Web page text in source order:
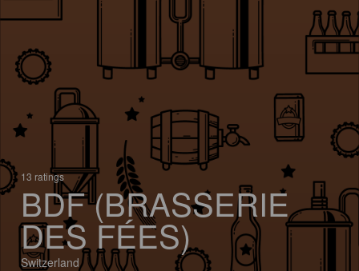
13 ratings
BDF (BRASSERIE
DES FÉES)
Switzerland